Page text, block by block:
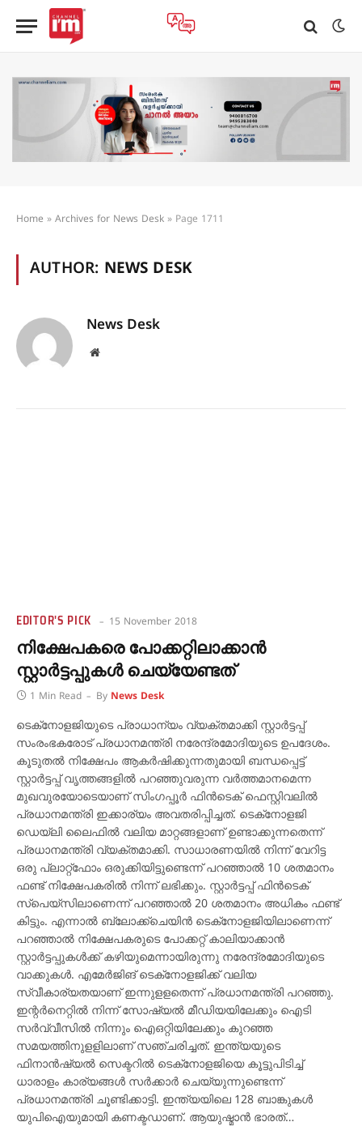
Home » Archives for News Desk » Page 1711
AUTHOR: NEWS DESK
News Desk
Website
EDITOR'S PICK 15 November 2018
നിക്ഷേപകരെ പോക്കറ്റിലാക്കാന്‍
സ്റ്റാര്‍ട്ടപ്പുകള്‍ ചെയ്യേണ്ടത്
1 Min Read By News Desk
ടെക്‌നോളജിയുടെ പ്രാധാന്യം വ്യക്തമാക്കി സ്റ്റാര്‍ട്ടപ്പ്
സംരംഭകരോട് പ്രധാനമന്ത്രി നരേന്ദ്രമോദിയുടെ ഉപദേശം.
കൂടുതല്‍ നിക്ഷേപം ആകര്‍ഷിക്കുന്നതുമായി ബന്ധപ്പെട്ട്
സ്റ്റാര്‍ട്ടപ്പ് വൃത്തങ്ങളില്‍ പറഞ്ഞുവരുന്ന വര്‍ത്തമാനമെന്ന
മുഖവുരയോടെയാണ് സിംഗപ്പൂര്‍ ഫിന്‍ടെക് ഫെസ്റ്റിവലില്‍
പ്രധാനമന്ത്രി ഇക്കാര്യം അവതരിപ്പിച്ചത്. ടെക്‌നോളജി
ഡെയ്‌ലി ലൈഫില്‍ വലിയ മാറ്റങ്ങളാണ് ഉണ്ടാക്കുന്നതെന്ന്
പ്രധാനമന്ത്രി വ്യക്തമാക്കി. സാധാരണയില്‍ നിന്ന് വേറിട്ട
ഒരു പ്ലാറ്റ്‌ഫോം ഒരുക്കിയിട്ടുണ്ടെന്ന് പറഞ്ഞാല്‍ 10 ശതമാനം
ഫണ്ട് നിക്ഷേപകരില്‍ നിന്ന് ലഭിക്കും. സ്റ്റാര്‍ട്ടപ്പ് ഫിന്‍ടെക്
സ്‌പെയ്‌സിലാണെന്ന് പറഞ്ഞാല്‍ 20 ശതമാനം അധികം ഫണ്ട്
കിട്ടും. എന്നാല്‍ ബ്ലോക്ക്‌ചെയിന്‍ ടെക്‌നോളജിയിലാണെന്ന്
പറഞ്ഞാല്‍ നിക്ഷേപകരുടെ പോക്കറ്റ് കാലിയാക്കാന്‍
സ്റ്റാര്‍ട്ടപ്പുകള്‍ക്ക് കഴിയുമെന്നായിരുന്നു നരേന്ദ്രമോദിയുടെ
വാക്കുകള്‍. എമേര്‍ജിങ് ടെക്‌നോളജിക്ക് വലിയ
സ്വീകാര്യതയാണ് ഇന്നുളളതെന്ന് പ്രധാനമന്ത്രി പറഞ്ഞു.
ഇന്റര്‍നെറ്റില്‍ നിന്ന് സോഷ്യല്‍ മീഡിയയിലേക്കും ഐടി
സര്‍വ്വീസില്‍ നിന്നും ഐഒറ്റിയിലേക്കും കുറഞ്ഞ
സമയത്തിനുളളിലാണ് സഞ്ചരിച്ചത്. ഇന്ത്യയുടെ
ഫിനാന്‍ഷ്യല്‍ സെക്ടറില്‍ ടെക്‌നോളജിയെ കൂട്ടുപിടിച്ച്
ധാരാളം കാര്യങ്ങള്‍ സര്‍ക്കാര്‍ ചെയ്യുന്നുണ്ടെന്ന്
പ്രധാനമന്ത്രി ചൂണ്ടിക്കാട്ടി. ഇന്ത്യയിലെ 128 ബാങ്കുകള്‍
യുപിഐയുമായി കണക്ടഡാണ്. ആയുഷ്മാന്‍ ഭാരത്…